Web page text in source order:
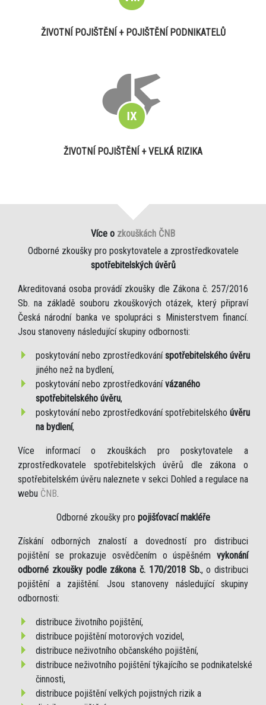
ŽIVOTNÍ POJIŠTĚNÍ + POJIŠTĚNÍ PODNIKATELŮ
ŽIVOTNÍ POJIŠTĚNÍ + VELKÁ RIZIKA
Více o zkouškách ČNB
Odborné zkoušky pro poskytovatele a zprostředkovatele
spotřebitelských úvěrů
Akreditovaná osoba provádí zkoušky dle Zákona č. 257/2016
Sb. na základě souboru zkouškových otázek, který připraví
Česká národní banka ve spolupráci s Ministerstvem financí.
Jsou stanoveny následující skupiny odbornosti:
poskytování nebo zprostředkováníspotřebitelského úvěru
jiného než na bydlení,
poskytování nebo zprostředkovánívázaného
spotřebitelského úvěru,
poskytování nebo zprostředkování spotřebitelského úvěru
na bydlení,
Více informací o zkouškách pro poskytovatele a
zprostředkovatele spotřebitelských úvěrů dle zákona o
spotřebitelském úvěru naleznete v sekci Dohled a regulace na
webu ČNB.
Odborné zkoušky pro pojišťovací makléře
Získání odborných znalostí a dovedností pro distribuci
pojištění se prokazuje osvědčením o úspěšném vykonání
odborné zkoušky podle zákona č. 170/2018 Sb., o distribuci
pojištění a zajištění. Jsou stanoveny následující skupiny
odbornosti:
distribuce životního pojištění,
distribuce pojištění motorových vozidel,
distribuce neživotního občanského pojištění,
distribuce neživotního pojištění týkajícího se podnikatelské
činnosti,
distribuce pojištění velkých pojistných rizik a